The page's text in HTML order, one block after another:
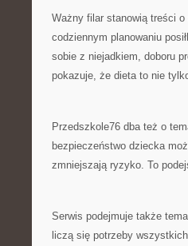
Ważny filar stanowią treści
codziennym planowaniu
sobie z niejadkiem, doboru
pokazuje, że dieta to nie
Przedszkole76 dba też o
bezpieczeństwo dziecka
zmniejszają ryzyko. To
Serwis podejmuje także
liczą się potrzeby